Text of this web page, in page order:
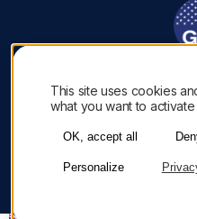
Copyright © Inoky 2026. Tous
Politique de
This site uses cookies
what you want to activate
OK, accept all
Personalize